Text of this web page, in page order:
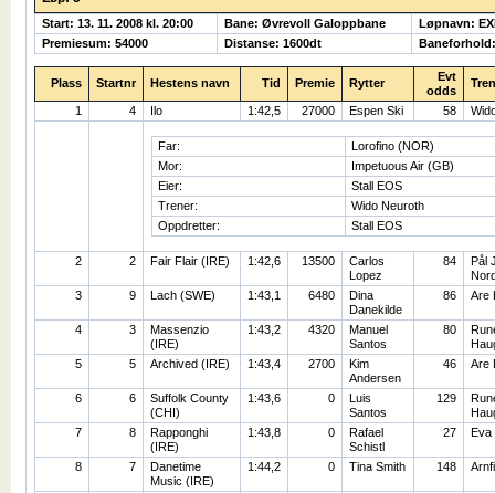
Start: 13. 11. 2008 kl. 20:00 Bane: Øvrevoll Galoppbane
Løpnavn:
Premiesum: 54000
Distanse: 1600dt
Plass Startnr Hestens navn Tid Premie Rytter
Evt
odds
1 4 Ilo 1:42,5 27000 Espen Ski 58
Far:
Lorofino (NOR)
Mor:
Impetuous Air (GB)
Eier:
Stall EOS
Trener:
Wido Neuroth
Oppdretter:
Stall EOS
2 2 Fair Flair (IRE) 1:42,6 13500
Carlos
Lopez
84
Pål
3
9 Lach (SWE) 1:43,1 6480
Dina
Danekilde
86 Are
4 3
Massenzio
(IRE)
1:43,2 4320
Manuel
Santos
80
5
5 Archived (IRE) 1:43,4 2700
Kim
Andersen
46 Are
6 6
Suffolk County
(CHI)
1:43,6 0
Luis
Santos
129
7
8
Rapponghi
(IRE)
1:43,8 0
Rafael
Schistl
27 Eva
8 7
Danetime
Music (IRE)
1:44,2 0 Tina Smith 148